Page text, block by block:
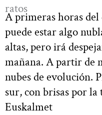
ratos
A primeras horas
puede estar algo
altas, pero irá
mañana. A partir de
nubes de evolución.
sur, con brisas por
Euskalmet